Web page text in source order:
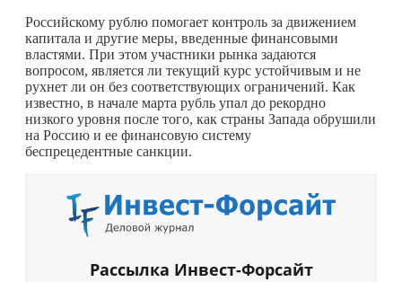
Российскому рублю помогает контроль за движением
капитала и другие меры, введенные финансовыми
властями. При этом участники рынка задаются
вопросом, является ли текущий курс устойчивым и не
рухнет ли он без соответствующих ограничений. Как
известно, в начале марта рубль упал до рекордно
низкого уровня после того, как страны Запада обрушили
на Россию и ее финансовую систему
беспрецедентные санкции.
Рассылка Инвест-Форсайт